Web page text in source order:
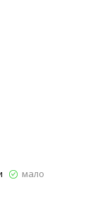
мало